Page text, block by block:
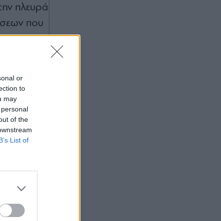
or
to
may
of the
List of
πλευρά
που
το